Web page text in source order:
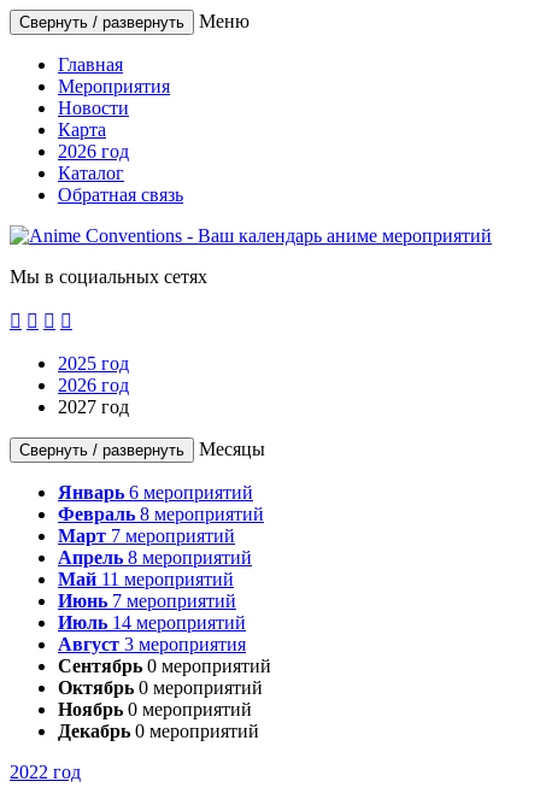
Свернуть / развернуть Меню
Главная
Мероприятия
Новости
Карта
2026 год
Каталог
Обратная связь
Мы в социальных сетях
   
2025 год
2026 год
2027 год
Свернуть / развернуть Месяцы
Январь 6 мероприятий
Февраль 8 мероприятий
Март 7 мероприятий
Апрель 8 мероприятий
Май 11 мероприятий
Июнь 7 мероприятий
Июль 14 мероприятий
Август 3 мероприятия
Сентябрь 0 мероприятий
Октябрь 0 мероприятий
Ноябрь 0 мероприятий
Декабрь 0 мероприятий
2022 год